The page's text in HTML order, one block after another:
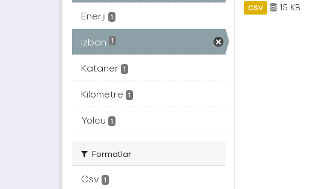
Enerji 1
Izban 1
Kataner 1
Kilometre 1
Yolcu 1
Formatlar
Csv 1
CSV 15 KB